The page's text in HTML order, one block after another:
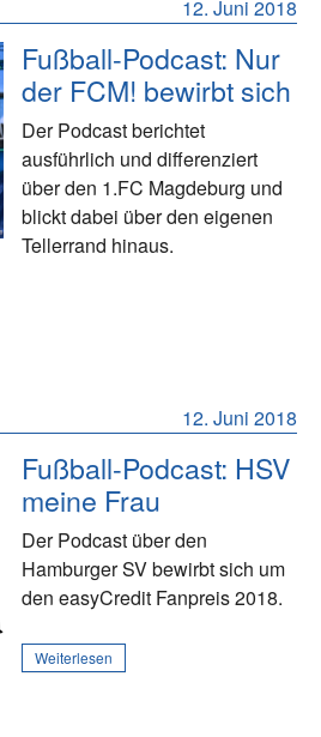
12. Juni 2018
Fußball-Podcast: Nur
der FCM! bewirbt sich
Der Podcast berichtet
ausführlich und differenziert
über den 1.FC Magdeburg und
blickt dabei über den eigenen
Tellerrand hinaus.
12. Juni 2018
Fußball-Podcast: HSV
meine Frau
Der Podcast über den
Hamburger SV bewirbt sich um
den easyCredit Fanpreis 2018.
Weiterlesen